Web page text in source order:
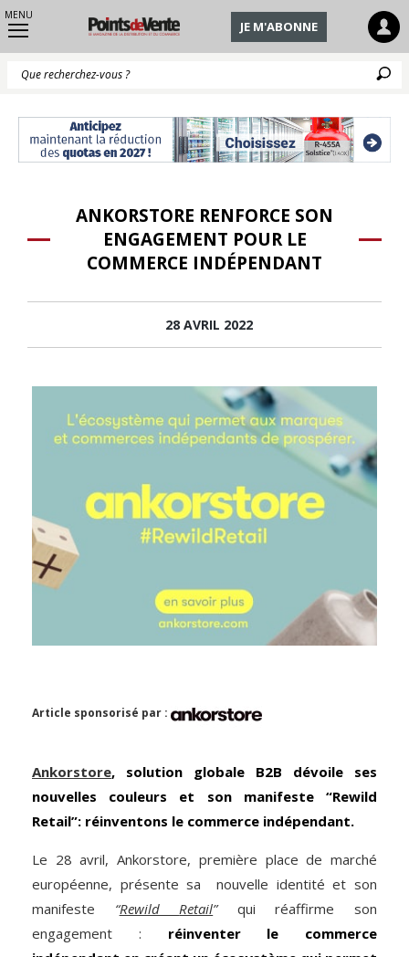
MENU
JE M'ABONNE
ANKORSTORE RENFORCE SON
ENGAGEMENT POUR LE
COMMERCE INDÉPENDANT
28 AVRIL 2022
Article sponsorisé par :
Ankorstore, solution globale B2B dévoile ses
nouvelles couleurs et son manifeste “Rewild
Retail”: réinventons le commerce indépendant.
Le 28 avril, Ankorstore, première place de marché
européenne, présente sa nouvelle identité et son
manifeste “Rewild Retail”qui réaffirme son
engagement : réinventer le commerce